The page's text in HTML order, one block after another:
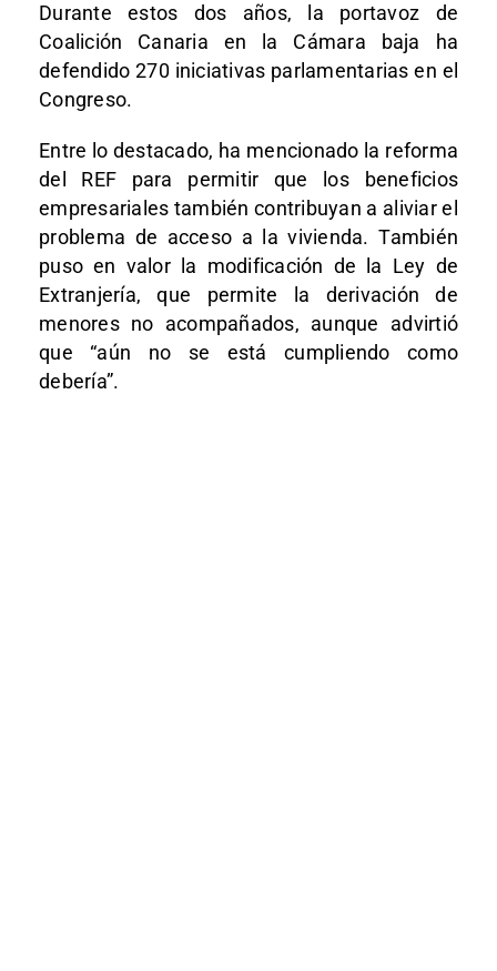
Durante estos dos años, la portavoz de
Coalición Canaria en la Cámara baja ha
defendido 270 iniciativas parlamentarias en el
Congreso.
Entre lo destacado, ha mencionado la reforma
del REF para permitir que los beneficios
empresariales también contribuyan a aliviar el
problema de acceso a la vivienda. También
puso en valor la modificación de la Ley de
Extranjería, que permite la derivación de
menores no acompañados, aunque advirtió
que “aún no se está cumpliendo como
debería”.